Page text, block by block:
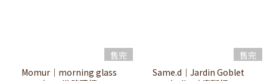
售完
Momur｜morning glass
售完
Same.d｜Jardin Goblet